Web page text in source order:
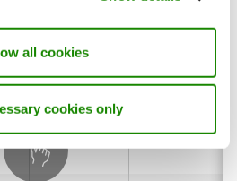
all cookies
cookies only
DW)
IT Cooling
Solutions